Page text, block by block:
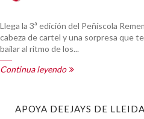
Llega la 3ª edición del Peñíscola
cabeza de cartel y una sorpresa que
bailar al ritmo de los...
Continua leyendo
APOYA DEEJAYS DE LLEIDA